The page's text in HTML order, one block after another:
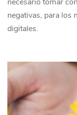
negativas, para los
digitales.